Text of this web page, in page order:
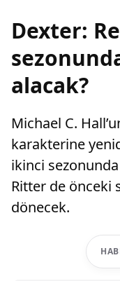
Dexter:
alacak?
Michael C.
karakterine
ikinci
Ritter de önceki
dönecek.